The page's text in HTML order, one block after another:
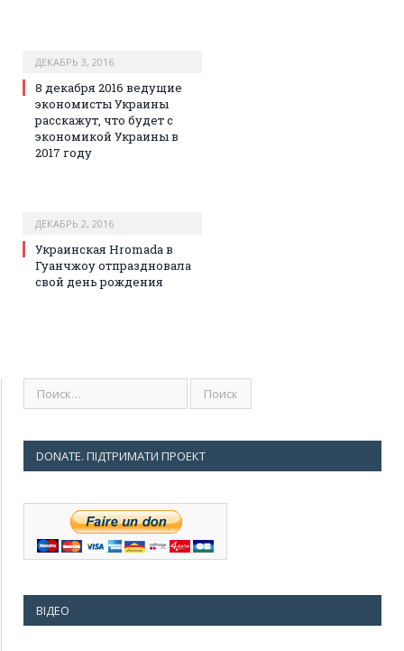
ДЕКАБРЬ 3, 2016
8 декабря 2016 ведущие
экономисты Украины
расскажут, что будет с
экономикой Украины в
2017 году
ДЕКАБРЬ 2, 2016
Украинская Hromada в
Гуанчжоу отпраздновала
свой день рождения
DONATE. ПІДТРИМАТИ ПРОЕКТ
ВІДЕО